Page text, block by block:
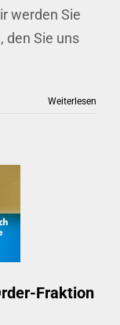
werden Sie
den Sie uns
Weiterlesen
Fraktion